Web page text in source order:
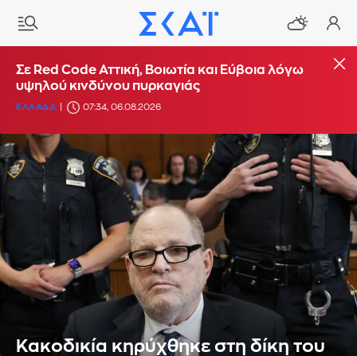
Σε Red Code Αττική, Βοιωτία και Εύβοια λόγω
υψηλού κινδύνου πυρκαγιάς
ΕΛΛΑΔΑ 07:34, 06.08.2026
Κακοδικία κηρύχθηκε στη δίκη του